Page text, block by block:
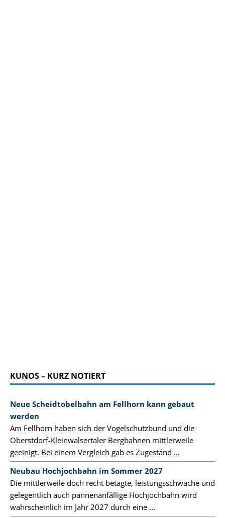
KUNOS – KURZ NOTIERT
Neue Scheidtobelbahn am Fellhorn kann gebaut
werden
Am Fellhorn haben sich der Vogelschutzbund und die
Oberstdorf-Kleinwalsertaler Bergbahnen mittlerweile
geeinigt. Bei einem Vergleich gab es Zugeständ ...
Neubau Hochjochbahn im Sommer 2027
Die mittlerweile doch recht betagte, leistungsschwache und
gelegentlich auch pannenanfällige Hochjochbahn wird
wahrscheinlich im Jahr 2027 durch eine ...